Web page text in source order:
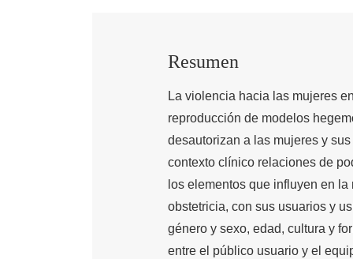
Resumen
La violencia hacia las mujeres
reproducción de modelos
desautorizan a las mujeres y
contexto clínico relaciones de
los elementos que influyen en
obstetricia, con sus usuarios y
género y sexo, edad, cultura y
entre el público usuario y el